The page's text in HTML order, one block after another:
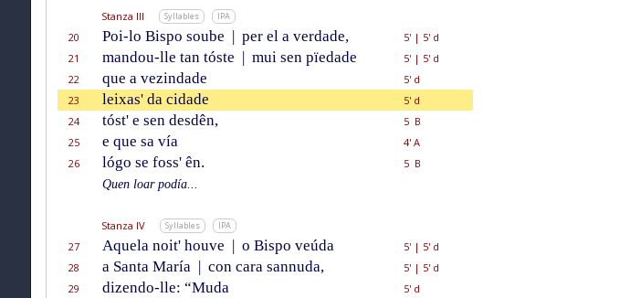
Stanza III Syllables IPA
20 Poi-lo Bispo soube | per el a verdade, 5'| 5' d
21
mandou-lle tan tóste | mui sen pïedade 5'| 5' d
22
que a vezindade
5' d
23
leixas' da cidade
5' d
24
tóst' e sen desdên,
5 B
25
e que sa vía
4' A
26
lógo se foss' ên.
5 B
Quen loar podía...
Stanza IV Syllables IPA
27 Aquela noit' houve | o Bispo veúda 5'| 5' d
28
a Santa María | con cara sannuda, 5'| 5' d
29
dizendo-lle: “Muda
5' d